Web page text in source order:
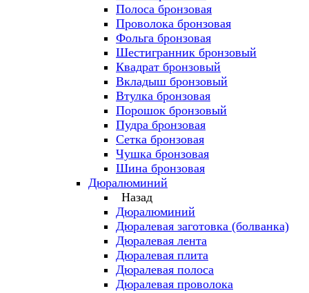
Полоса бронзовая
Проволока бронзовая
Фольга бронзовая
Шестигранник бронзовый
Квадрат бронзовый
Вкладыш бронзовый
Втулка бронзовая
Порошок бронзовый
Пудра бронзовая
Сетка бронзовая
Чушка бронзовая
Шина бронзовая
Дюралюминий
Назад
Дюралюминий
Дюралевая заготовка (болванка)
Дюралевая лента
Дюралевая плита
Дюралевая полоса
Дюралевая проволока